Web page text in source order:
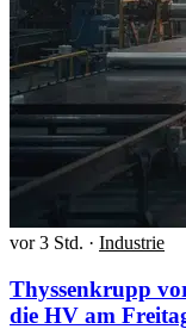
vor 3 Std. · Industrie
Thyssenkrupp
die HV am